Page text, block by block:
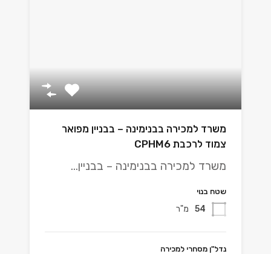
משרד למכירה בבנימינה – בבניין מפואר
צמוד לרכבת CPHM6
משרד למכירה בבנימינה – בבניין…
שטח בנוי
54 מ"ר
נדל"ן מסחרי למכירה